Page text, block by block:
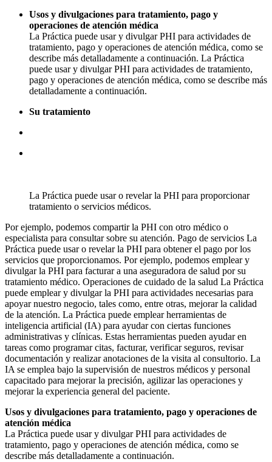
Usos y divulgaciones para tratamiento, pago y
operaciones de atención médica
La Práctica puede usar y divulgar PHI para actividades de
tratamiento, pago y operaciones de atención médica, como se
describe más detalladamente a continuación. La Práctica
puede usar y divulgar PHI para actividades de tratamiento,
pago y operaciones de atención médica, como se describe más
detalladamente a continuación.
Su tratamiento
La Práctica puede usar o revelar la PHI para proporcionar
tratamiento o servicios médicos.
Por ejemplo, podemos compartir la PHI con otro médico o
especialista para consultar sobre su atención. Pago de servicios La
Práctica puede usar o revelar la PHI para obtener el pago por los
servicios que proporcionamos. Por ejemplo, podemos emplear y
divulgar la PHI para facturar a una aseguradora de salud por su
tratamiento médico. Operaciones de cuidado de la salud La Práctica
puede emplear y divulgar la PHI para actividades necesarias para
apoyar nuestro negocio, tales como, entre otras, mejorar la calidad
de la atención. La Práctica puede emplear herramientas de
inteligencia artificial (IA) para ayudar con ciertas funciones
administrativas y clínicas. Estas herramientas pueden ayudar en
tareas como programar citas, facturar, verificar seguros, revisar
documentación y realizar anotaciones de la visita al consultorio. La
IA se emplea bajo la supervisión de nuestros médicos y personal
capacitado para mejorar la precisión, agilizar las operaciones y
mejorar la experiencia general del paciente.
Usos y divulgaciones para tratamiento, pago y operaciones de
atención médica
La Práctica puede usar y divulgar PHI para actividades de
tratamiento, pago y operaciones de atención médica, como se
describe más detalladamente a continuación.